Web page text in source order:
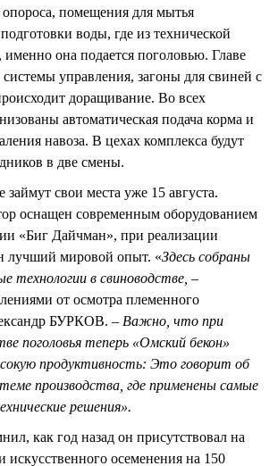
опороса, помещения для мытья
воды, где из технической
она подается поголовью. Главе
системы управления, загоны для свиней с
доращивание. Во всех
автоматическая подача корма и
навоза. В цехах комплекса будут
в две смены.
свои места уже 15 августа.
оснащен современным оборудованием
«Биг Дайчман», при реализации
лучший мировой опыт. «Здесь собраны
технологии в свиноводстве, –
от осмотра племенного
БУРКОВ. – Важно, что при
поголовья теперь «Омский бекон»
продуктивность: Это говорит об
производства, где применены самые
решения».
как год назад он присутствовал на
искусственного осеменения на 150